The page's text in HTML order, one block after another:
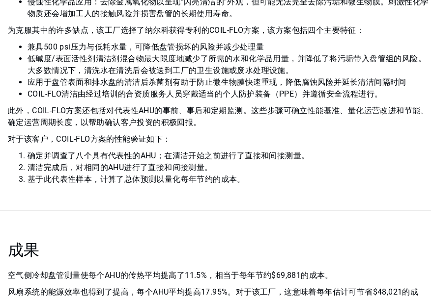
物质还会增加工人的接触风险并损害盘管的长期使用寿命。
为克服其中的许多缺点，该工厂选择了纳尔科获得专利的COIL-FLO方案，该方案包括四个主要特征：
兼具500 psi压力与低耗水量，可降低盘管损坏的风险并减少处理量
低碱度/表面活性剂清洁剂混合物最大限度地减少了所需的水和化学品用量，并降低了将污垢带入盘管组的风险。
大多数情况下，清洗水在清洗后会被送到工厂的卫生设施或废水处理设施。
应用于盘管表面和排水盘的清洁后杀菌剂有助于防止微生物膜快速重现，降低腐蚀风险并延长清洁间隔时间
COIL-FLO清洁由经过培训的合资质服务人员穿戴适当的个人防护装备（PPE）并遵循安全流程进行。
此外，COIL-FLO方案还包括对代表性AHU的事前、事后和定期监测。这些步骤可确立性能基准、量化运营改进和节能、
确定运营周期长度，以帮助确认客户投资的积极回报。
对于该客户，COIL-FLO方案的性能验证如下：
确定并调查了八个具有代表性的AHU；在清洁开始之前进行了直接和间接测量。
清洁完成后，对相同的AHU进行了直接和间接测量。
基于此代表性样本，计算了总体预测以量化每年节约的成本。
成果
空气侧冷却盘管测量使每个AHU的传热平均提高了11.5%，相当于每年节约$69,881的成本。
风扇系统的能源效率也得到了提高，每个AHU平均提高17.95%。对于该工厂，这意味着每年估计可节省$48,021的成